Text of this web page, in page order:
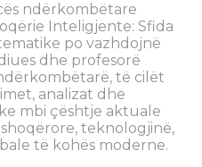
ndërkombëtare
Inteligjente: Sfida
po vazhdojnë
dhe profesorë
të cilët
analizat dhe
mbi çështje aktuale
teknologjinë,
të kohës moderne.